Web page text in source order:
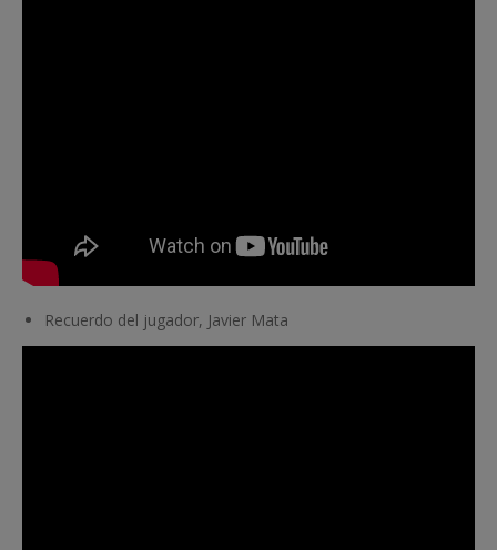
Recuerdo del jugador, Javier Mata